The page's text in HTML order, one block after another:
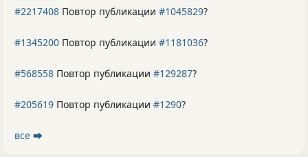
#2217408 Повтор публикации #1045829?
#1345200 Повтор публикации #1181036?
#568558 Повтор публикации #129287?
#205619 Повтор публикации #1290?
все ⮕